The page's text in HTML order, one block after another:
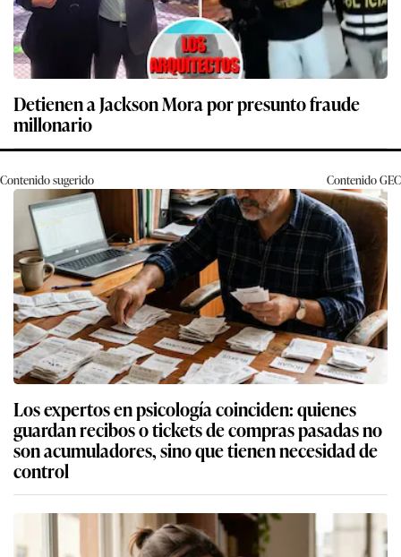
Detienen a Jackson Mora por presunto fraude
millonario
Contenido sugerido ContenidoGEC
Los expertos en psicología coinciden: quienes
guardan recibos o tickets de compras pasadas no
son acumuladores, sino que tienen necesidad de
control